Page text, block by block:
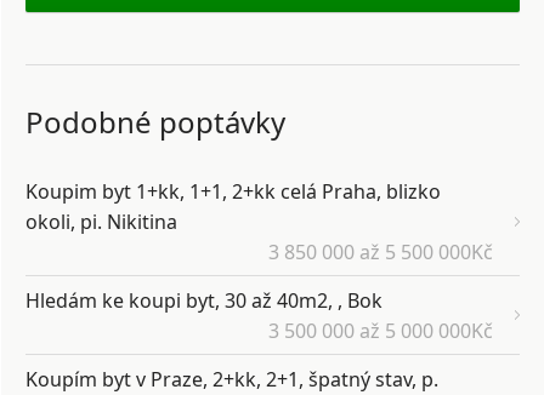
Podobné poptávky
Koupim byt 1+kk, 1+1, 2+kk celá Praha, blizko
okoli, pi. Nikitina
3 850 000 až 5 500 000Kč
Hledám ke koupi byt, 30 až 40m2, , Bok
3 500 000 až 5 000 000Kč
Koupím byt v Praze, 2+kk, 2+1, špatný stav, p.